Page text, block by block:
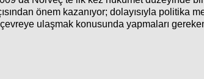
önem kazanıyor; dolayısıyla politika
ulaşmak konusunda yapmaları